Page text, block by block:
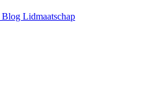
Blog Lidmaatschap